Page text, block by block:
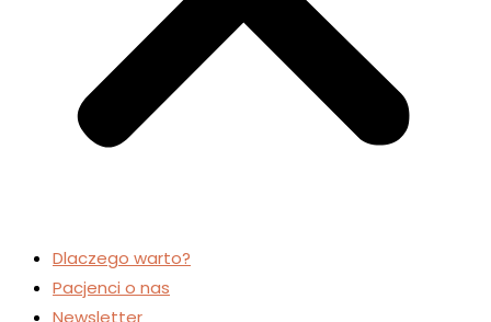
Dlaczego warto?
Pacjenci o nas
Newsletter